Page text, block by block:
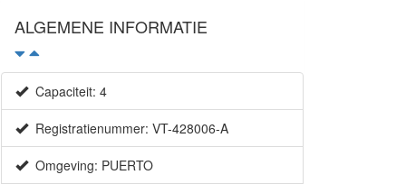
ALGEMENE INFORMATIE
Capaciteit: 4
Registratienummer: VT-428006-A
Omgeving: PUERTO